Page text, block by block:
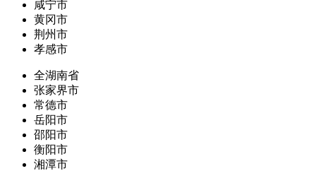
咸宁市
黄冈市
荆州市
孝感市
全湖南省
张家界市
常德市
岳阳市
邵阳市
衡阳市
湘潭市